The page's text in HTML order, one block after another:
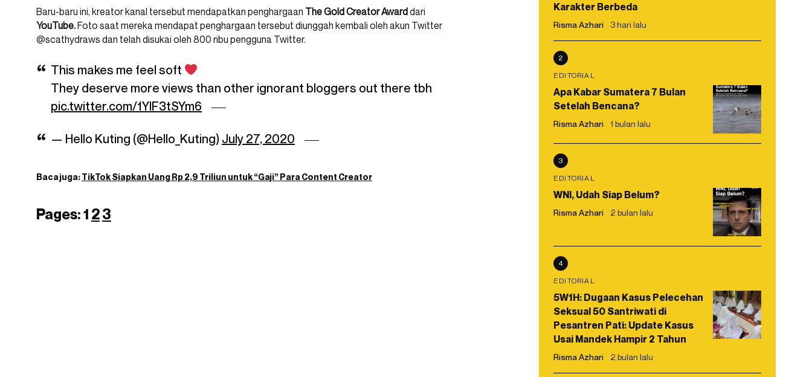
Baru-baru ini, kreator kanal tersebut mendapatkan penghargaan The Gold Creator Awarddari
YouTube.Foto saat mereka mendapat penghargaan tersebut diunggah kembali oleh akun Twitter
@scathydraws dan telah disukai oleh 800 ribu pengguna Twitter.
This makes me feel soft
They deserve more views than other ignorant bloggers out there tbh
pic.twitter.com/1YlF3tSYm6
— Hello Kuting (@Hello_Kuting) July 27, 2020
Baca juga:TikTok Siapkan Uang Rp 2,9 Triliun untuk “Gaji” Para Content Creator
Pages:1 23
Karakter Berbeda
Risma Azhari 3 hari lalu
2
EDITORIAL
Apa Kabar Sumatera 7 Bulan
Setelah Bencana?
Risma Azhari 1 bulan lalu
3
EDITORIAL
WNI, Udah Siap Belum?
Risma Azhari 2 bulan lalu
4
EDITORIAL
5W1H: Dugaan Kasus Pelecehan
Seksual 50 Santriwati di
Pesantren Pati: Update Kasus
Usai Mandek Hampir 2 Tahun
Risma Azhari 2 bulan lalu